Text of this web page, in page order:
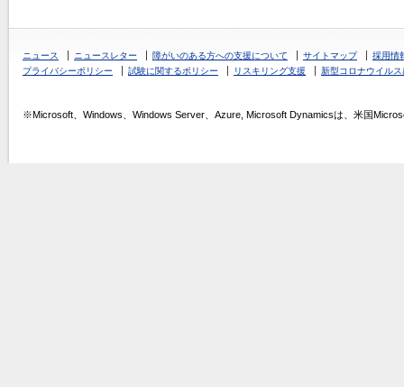
ニュース ニュースレター 障がいのある方への支援について サイトマップ
採用情
プライバシーポリシー
試験に関するポリシー リスキリング支援 新型コロナウイル
※Microsoft、Windows、Windows Server、Azure, Microsoft Dynamicsは、米国